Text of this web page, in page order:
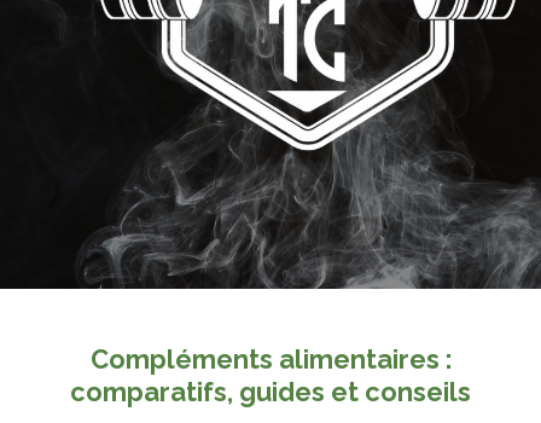
Compléments alimentaires :
comparatifs, guides et conseils